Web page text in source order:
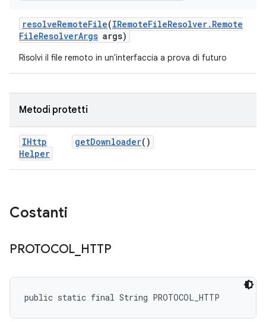
resolveRemoteFile(IRemoteFileResolver. Remote
FileResolverArgs args)
Risolvi il file remoto in un'interfaccia a prova di futuro
Metodi protetti
IHttp
Helper
getDownloader()
Costanti
PROTOCOL HTTP
public static final String PROTOCOL_HTTP